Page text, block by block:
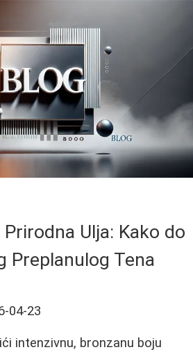
Ulja: Kako do
Preplanulog Tena
04-23
intenzivnu, bronzanu boju